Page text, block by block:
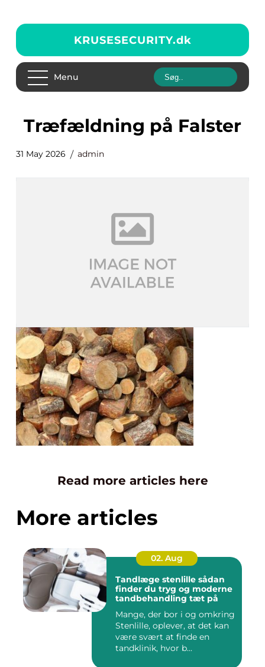
KRUSESECURITY.dk
Menu
træfældning på Falster
31 May 2026 admin
Read more articles here
More articles
02. Aug
Tandlæge stenlille sådan
finder du tryg og moderne
tandbehandling tæt på
Mange, der bor i og omkring
Stenlille, oplever, at det kan
være svært at finde en
tandklinik, hvor b...